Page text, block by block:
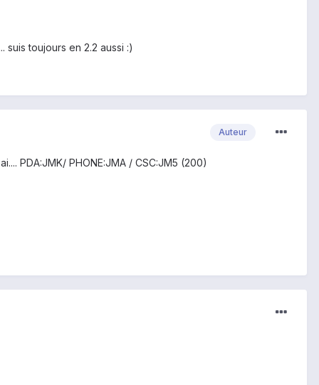
toujours en 2.2 aussi :)
Auteur
PDA:JMK/ PHONE:JMA / CSC:JM5 (200)